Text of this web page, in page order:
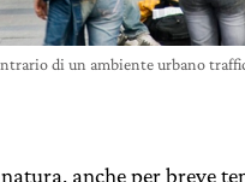
di un ambiente urbano
anche per breve